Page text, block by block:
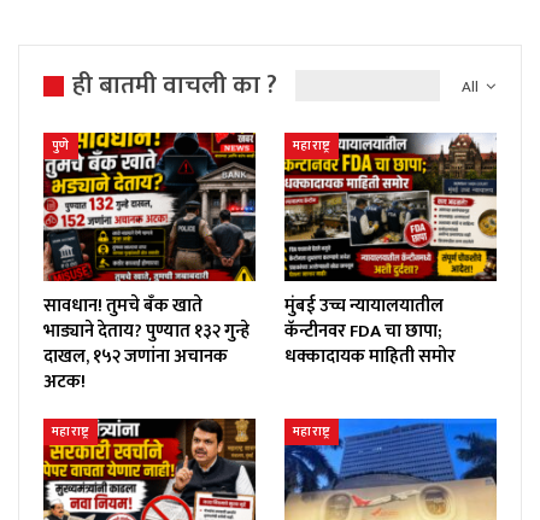
All
ही बातमी वाचली का ?
पुणे
सावधान! तुमचे बँक खाते
भाड्याने देताय? पुण्यात १३२ गुन्हे
दाखल, १५२ जणांना अचानक
अटक!
महाराष्ट्र
मुंबई उच्च न्यायालयातील
कॅन्टीनवर FDA चा छापा;
धक्कादायक माहिती समोर
महाराष्ट्र महाराष्ट्र